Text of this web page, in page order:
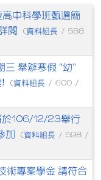
中科學班甄選簡
閱
(資料組長 / 588
三 舉辦寒假 "幼"
!
(資料組長 / 600 /
於106/12/23舉行
加
(資料組長 / 598 /
術專案學金 請符合